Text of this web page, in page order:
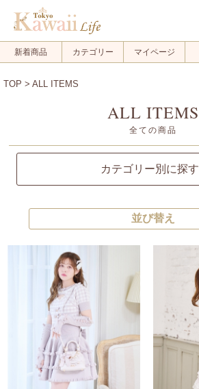
新着商品 カテゴリー マイページ
TOP > ALL ITEMS
ALL ITEMS
全ての商品
カテゴリー別に探す
並び替え